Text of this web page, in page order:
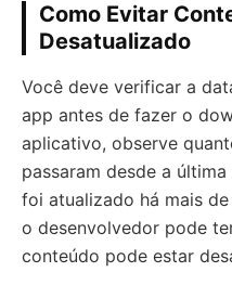
Como Evitar
Desatualizado
Você deve verificar a
app antes de fazer o
aplicativo, observe
passaram desde a
foi atualizado há mais
o desenvolvedor pode
conteúdo pode estar